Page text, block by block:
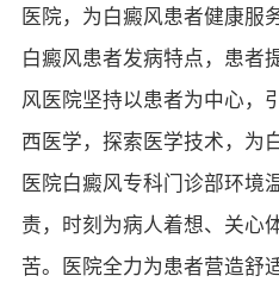
医院，为白癜风患者健康服
白癜风患者发病特点，患者
风医院坚持以患者为中心，
西医学，探索医学技术，为
医院白癜风专科门诊部环境
责，时刻为病人着想、关心
苦。医院全力为患者营造舒